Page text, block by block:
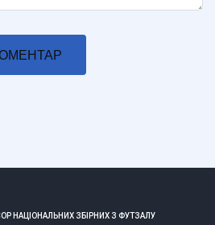
НАЦІОНАЛЬНИХ ЗБІРНИХ З ФУТЗАЛУ